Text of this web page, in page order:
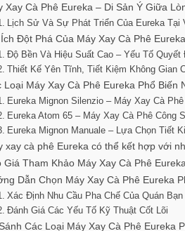
Xay Cà Phê Eureka – Di Sản Ý Giữa
Lịch Sử Và Sự Phát Triển Của Eureka Tại
Đột Phá Của Máy Xay Cà Phê
Độ Bền Và Hiệu Suất Cao – Yếu Tố Quyết
Thiết Kế Yên Tĩnh, Tiết Kiệm Không Gian
Loại Máy Xay Cà Phê Eureka Phổ Biến
Eureka Mignon Silenzio – Máy Xay Cà
Eureka Atom 65 – Máy Xay Cà Phê Công
Eureka Mignon Manuale – Lựa Chọn Tiết
xay cà phê Eureka có thể kết hợp với
Giá Tham Khảo Máy Xay Cà Phê
Dẫn Chọn Máy Xay Cà Phê Eureka
Xác Định Nhu Cầu Pha Chế Của Quán Bạn
Đánh Giá Các Yếu Tố Kỹ Thuật Cốt Lõi
Các Loại Máy Xay Cà Phê Eureka